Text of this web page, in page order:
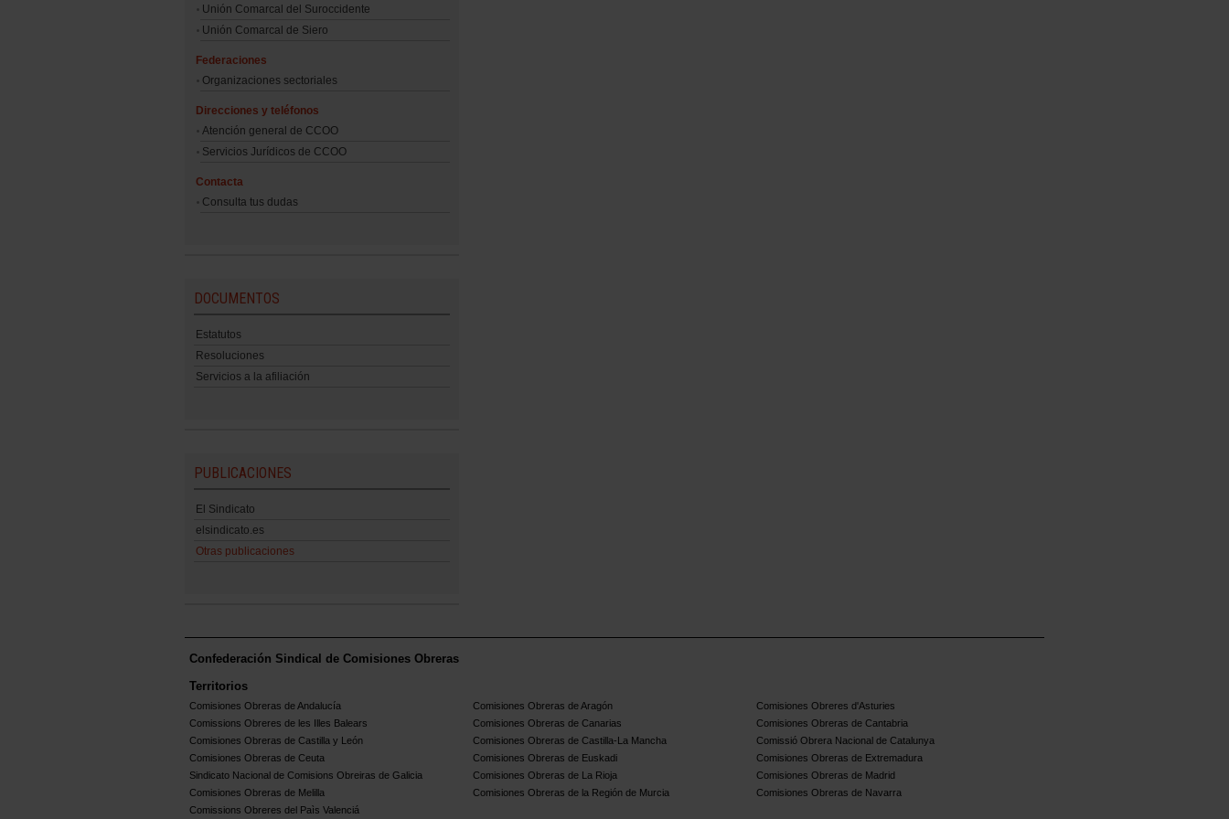
Unión Comarcal del Suroccidente
Unión Comarcal de Siero
Federaciones
Organizaciones sectoriales
Direcciones y teléfonos
Atención general de CCOO
Servicios Jurídicos de CCOO
Contacta
Consulta tus dudas
DOCUMENTOS
Estatutos
Resoluciones
Servicios a la afiliación
PUBLICACIONES
El Sindicato
elsindicato.es
Otras publicaciones
Confederación Sindical de Comisiones Obreras
Territorios
Comisiones Obreras de Andalucía Comisiones Obreras de Aragón
Comisiones Obreres d'Asturies
Comissions Obreres de les Illes Balears
Comisiones Obreras de Canarias
Comisiones Obreras de Cantabria
Comisiones Obreras de Castilla y León
Comisiones Obreras de Castilla-La Mancha
Comissió Obrera Nacional de Catalunya
Comisiones Obreras de Ceuta
Comisiones Obreras de Euskadi
Comisiones Obreras de Extremadura
Sindicato Nacional de Comisions Obreiras de Galicia
Comisiones Obreras de La Rioja
Comisiones Obreras de Madrid
Comisiones Obreras de Melilla
Comisiones Obreras de la Región de Murcia
Comisiones Obreras de Navarra
Comissions Obreres del Paìs Valenciá